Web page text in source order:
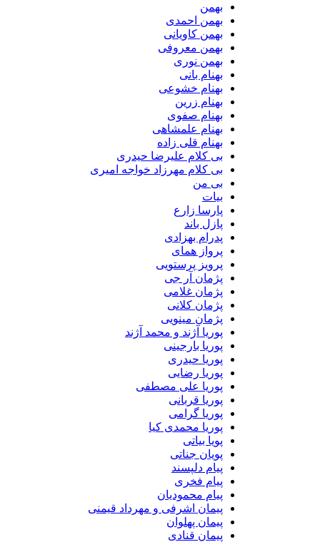
بهمن احمدی
بهمن کاویانی
بهمن معروفی
بهمن نوری
بهنام بانی
بهنام خشوعی
بهنام زرین
بهنام صفوی
بهنام علمشاهی
بهنام قلی زاده
بی کلام علیرضا حیدری
بی کلام مهرزاد خواجه امیری
پارسا زارع
پازل باند
پدرام بهزادی
پرواز همای
پرویز پرستویی
پژمان آر جی
پژمان غلامی
پژمان کلانی
پژمان مینویی
پوریا آژند و محمد آژند
پوریا بارجینی
پوریا حیدری
پوریا رضایی
پوریا علی مصطفی
پوریا قربانی
پوریا گرامی
پوریا محمدی کیا
پویا بیاتی
پویان جناتی
پیام دلپسند
پیام فخری
پیام محمودیان
پیمان اشرفی و مهرداد قیمنی
پیمان پهلوان
پیمان قنادی